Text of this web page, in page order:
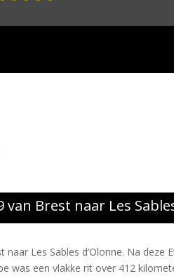
Brest naar Les
Les Sables d’Olonne. Na deze
was een vlakke rit over 412